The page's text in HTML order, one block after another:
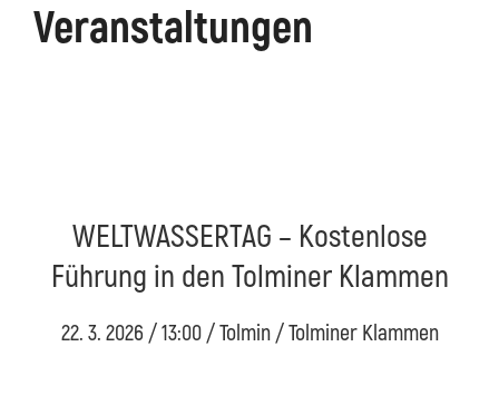
Veranstaltungen
WELTWASSERTAG – Kostenlose
Führung in den Tolminer Klammen
22. 3. 2026 / 13:00 / Tolmin / Tolminer Klammen